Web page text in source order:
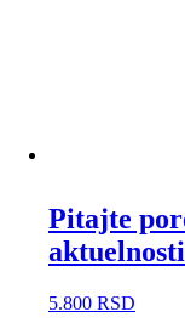
Pitajte
5.800 RSD